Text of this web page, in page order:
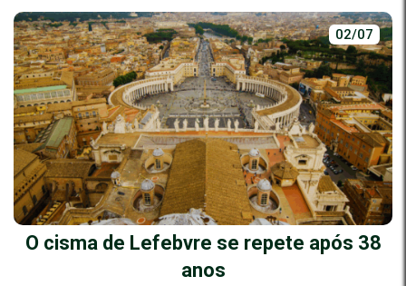
02/07
O cisma de Lefebvre se repete após 38
anos